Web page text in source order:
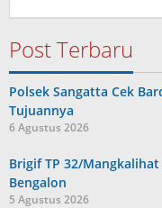
Post Terbaru
Polsek Sangatta Cek
Tujuannya
6 Agustus 2026
Brigif TP 32/
Bengalon
5 Agustus 2026